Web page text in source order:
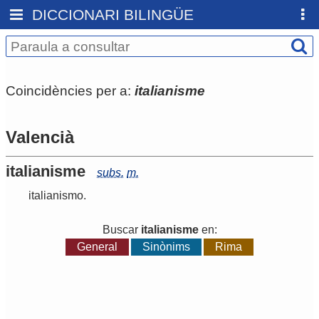
DICCIONARI BILINGÜE
Coincidències per a: italianisme
Valencià
italianisme subs. m.
italianismo.
Buscar italianismeen:
General
Sinònims Rima